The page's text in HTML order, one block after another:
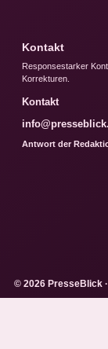
Kontakt
Responsestarker
Korrekturen.
Kontakt
Antwort der
© 2026 PresseBlick ·